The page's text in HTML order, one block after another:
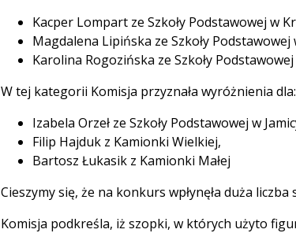
Kacper Lompart ze Szkoły Podstawowej w
Magdalena Lipińska ze Szkoły Podstawowej
Karolina Rogozińska ze Szkoły
W tej kategorii Komisja przyznała wyróżnienia dla:
Izabela Orzeł ze Szkoły Podstawowej w
Filip Hajduk z Kamionki Wielkiej,
Bartosz Łukasik z Kamionki Małej
Cieszymy się, że na konkurs wpłynęła duża
Komisja podkreśla, iż szopki, w których użyto